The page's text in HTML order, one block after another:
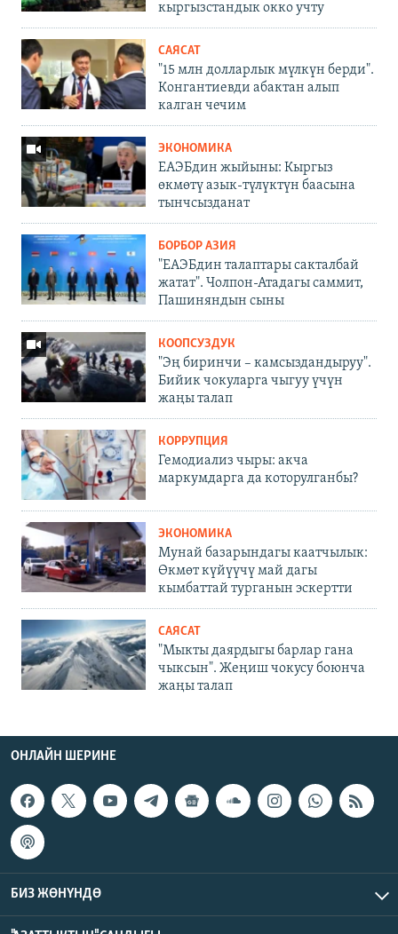
кыргызстандык окко учту
САЯСАТ
"15 млн долларлык мүлкүн берди".
Конгантиевди абактан алып
калган чечим
ЭКОНОМИКА
ЕАЭБдин жыйыны: Кыргыз
өкмөтү азык-түлүктүн баасына
тынчсызданат
БОРБОР АЗИЯ
"ЕАЭБдин талаптары сакталбай
жатат". Чолпон-Атадагы саммит,
Пашиняндын сыны
КООПСУЗДУК
"Эң биринчи – камсыздандыруу".
Бийик чокуларга чыгуу үчүн
жаңы талап
КОРРУПЦИЯ
Гемодиализ чыры: акча
маркумдарга да которулганбы?
ЭКОНОМИКА
Мунай базарындагы каатчылык:
Өкмөт күйүүчү май дагы
кымбаттай турганын эскертти
САЯСАТ
"Мыкты даярдыгы барлар гана
чыксын". Жеңиш чокусу боюнча
жаңы талап
ОНЛАЙН ШЕРИНЕ
БИЗ ЖӨНҮНДӨ